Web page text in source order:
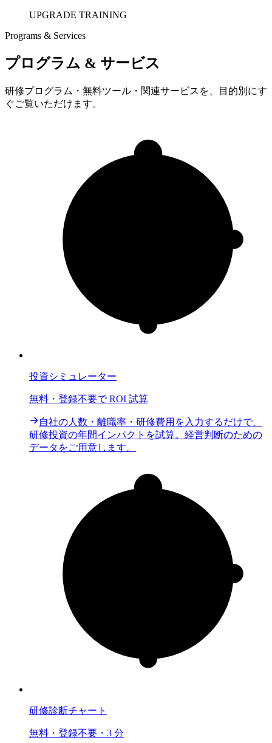
UPGRADE TRAINING
Programs & Services
プログラム & サービス
研修プログラム・無料ツール・関連サービスを、目的別にす
ぐご覧いただけます。
投資シミュレーター
無料・登録不要で ROI 試算
自社の人数・離職率・研修費用を入力するだけで、
研修投資の年間インパクトを試算。経営判断のための
データをご用意します。
研修診断チャート
無料・登録不要・3 分